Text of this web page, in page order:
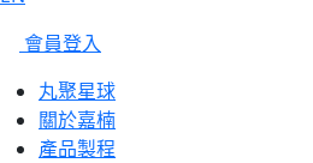
會員登入
丸聚星球
關於嘉楠
產品製程